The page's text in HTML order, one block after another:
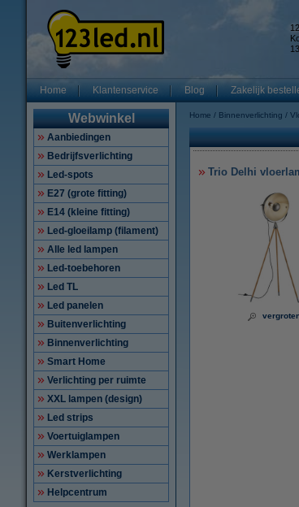
Home Klantenservice Blog Zakelijk
Webwinkel
Aanbiedingen
Bedrijfsverlichting
Led-spots
E27 (grote fitting)
E14 (kleine fitting)
Led-gloeilamp (filament)
Alle led lampen
Led-toebehoren
Led TL
Led panelen
Buitenverlichting
Binnenverlichting
Smart Home
Verlichting per ruimte
XXL lampen (design)
Led strips
Voertuiglampen
Werklampen
Kerstverlichting
Helpcentrum
Home Binnenverlichting
Trio Delhi